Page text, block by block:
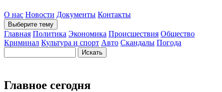
О нас Новости Документы Контакты
Выберите тему
Главная Политика Экономика Происшествия Общество
Криминал Культура и спорт Авто Скандалы Погода
Главное сегодня